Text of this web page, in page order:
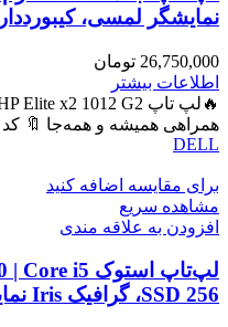
نمایشگر لمسی،
26,750,000 تومان
اطلاعات بیشتر
همراهی همیشه و همه‌جا 🔖
DELL
برای مقایسه اضافه کنید
مشاهده سریع
افزودن به علاقه مندی
SSD 256، گرافیک Iris نمایشگر لمسی